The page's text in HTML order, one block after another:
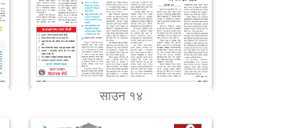
साउन १४